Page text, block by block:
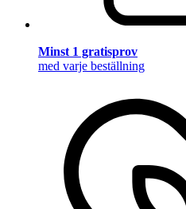
Minst 1 gratisprov
med varje beställning